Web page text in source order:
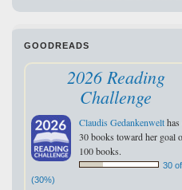
GOODREADS
2026 Reading
Challenge
Claudis Gedankenwelthas
30 books toward her goal
100 books.
30
(30%)